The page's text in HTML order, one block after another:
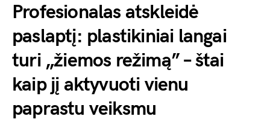
Profesionalas atskleidė
paslaptį: plastikiniai langai
turi „žiemos režimą” – štai
kaip jį aktyvuoti vienu
paprastu veiksmu